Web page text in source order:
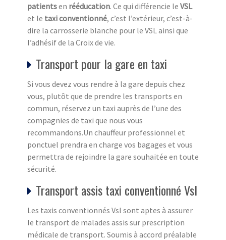
patientsen rééducation. Ce qui différencie le VSL
et le taxi conventionné, c’est l’extérieur, c’est-à-
dire la carrosserie blanche pour le VSL ainsi que
l’adhésif de la Croix de vie.
Transport pour la gare en taxi
Si vous devez vous rendre à la gare depuis chez
vous, plutôt que de prendre les transports en
commun, réservez un taxi auprès de l’une des
compagnies de taxi que nous vous
recommandons.Un chauffeur professionnel et
ponctuel prendra en charge vos bagages et vous
permettra de rejoindre la gare souhaitée en toute
sécurité.
Transport assis taxi conventionné Vsl
Les taxis conventionnés Vsl sont aptes à assurer
le transport de malades assis sur prescription
médicale de transport. Soumis à accord préalable